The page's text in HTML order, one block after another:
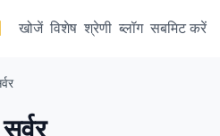
खोजें विशेष श्रेणी ब्लॉग सबमिट करें